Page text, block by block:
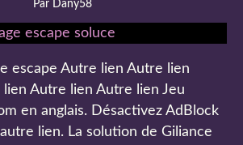
Par Dany58
escape Autre lien Autre lien
Autre lien Autre lien Jeu
en anglais. Désactivez AdBlock
lien. La solution de Giliance